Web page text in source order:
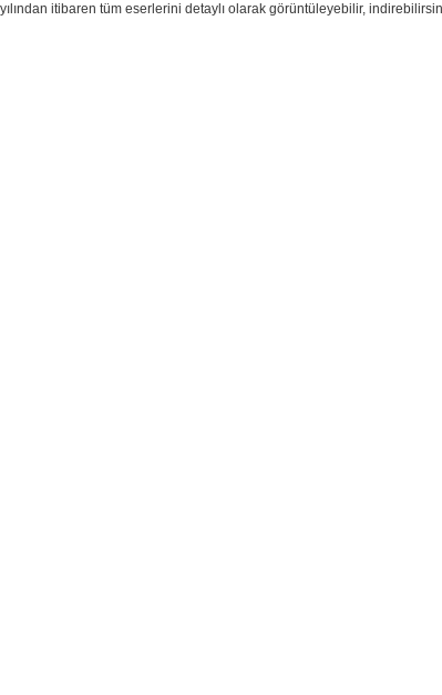
itibaren tüm eserlerini detaylı olarak görüntüleyebilir,